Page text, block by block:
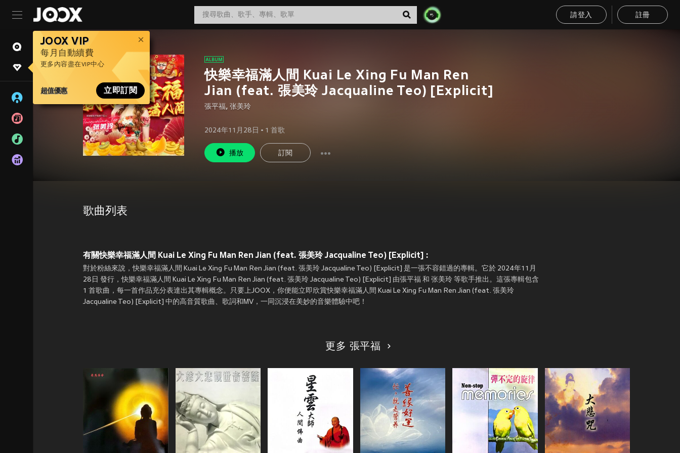
請登入 註冊
JOOX VIP
每月自動續費
更多內容盡在VIP中心
超值優惠 立即訂閱
快樂幸福滿人間 Kuai Le Xing Fu Man Ren
Jian (feat. 張美玲 Jacqualine Teo) [Explicit]
張平福, 张美玲
2024年11月28日 • 1 首歌
播放 訂閱
歌曲列表
有關快樂幸福滿人間 Kuai Le Xing Fu Man Ren Jian (feat. 張美玲 Jacqualine Teo) [Explicit] :
對於粉絲來說，快樂幸福滿人間 Kuai Le Xing Fu Man Ren Jian (feat. 張美玲 Jacqualine Teo) [Explicit] 是一張不容錯過的專輯。它於 2024年11月
28日 發行，快樂幸福滿人間 Kuai Le Xing Fu Man Ren Jian (feat. 張美玲 Jacqualine Teo) [Explicit] 由張平福 和 张美玲 等歌手推出。這張專輯包含
1 首歌曲，每一首作品充分表達出其專輯概念。只要上JOOX，你便能立即欣賞快樂幸福滿人間 Kuai Le Xing Fu Man Ren Jian (feat. 張美玲
Jacqualine Teo) [Explicit] 中的高音質歌曲、歌詞和MV，一同沉浸在美妙的音樂體驗中吧！
更多 張平福